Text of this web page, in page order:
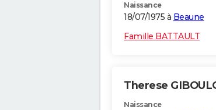
Naissance
18/07/1975 à Beaune
Famille BATTAULT
Therese
Naissance